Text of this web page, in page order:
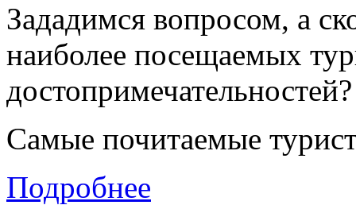
Зададимся вопросом, а
наиболее посещаемых
Самые почитаемые
Подробнее